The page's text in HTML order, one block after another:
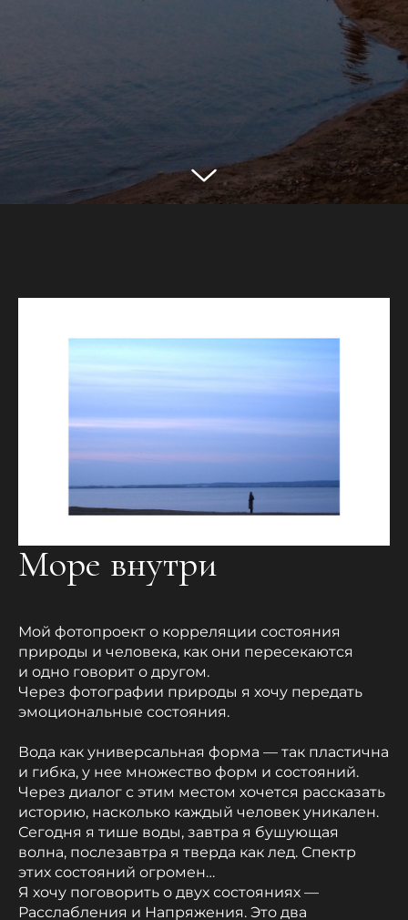
Море внутри
Мой фотопроект о корреляции состояния
природы и человека, как они пересекаются
и одно говорит о другом.
Через фотографии природы я хочу передать
эмоциональные состояния.
Вода как универсальная форма — так пластична
и гибка, у нее множество форм и состояний.
Через диалог с этим местом хочется рассказать
историю, насколько каждый человек уникален.
Сегодня я тише воды, завтра я бушующая
волна, послезавтра я тверда как лед. Спектр
этих состояний огромен…
Я хочу поговорить о двух состояниях —
Расслабления и Напряжения. Это два